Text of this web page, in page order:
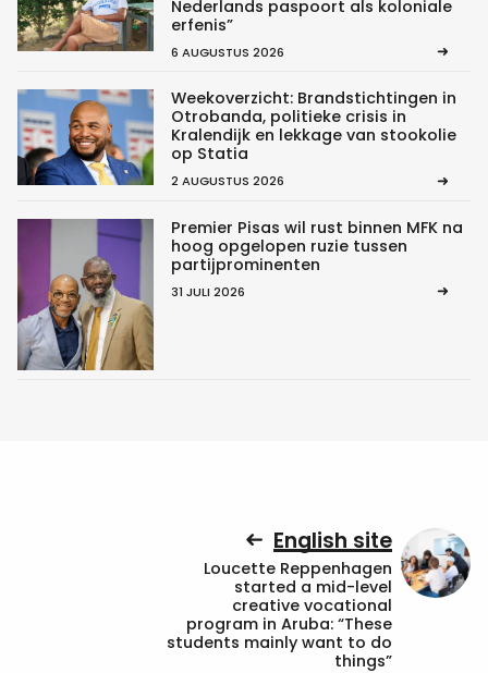
Nederlands paspoort als koloniale
erfenis”
6 AUGUSTUS 2026
Weekoverzicht: Brandstichtingen in
Otrobanda, politieke crisis in
Kralendijk en lekkage van stookolie
op Statia
2 AUGUSTUS 2026
Premier Pisas wil rust binnen MFK na
hoog opgelopen ruzie tussen
partijprominenten
31 JULI 2026
English site
Loucette Reppenhagen
started a mid-level
creative vocational
program in Aruba: “These
students mainly want to do
things”